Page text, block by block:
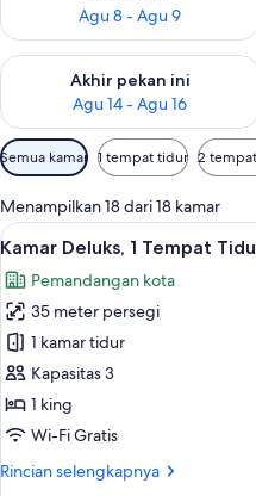
Agu 8 - Agu 9
Akhir pekan ini
Agu 14 - Agu 16
Periksa ketersediaan untuk
Filter
tersedia
untuk
kamar
Semua kamar 1 tempat tidur 2
Menampilkan 18 dari 18 kamar
Lihat
semua
foto
untuk
Kamar
Deluks,
1
Tempat
King,
3
Kamar Deluks, 1 Tempat
Pemandangan kota
35 meter persegi
1 kamar tidur
Kapasitas 3
1 king
Wi-Fi Gratis
Rincian selengkapnya
Rincian